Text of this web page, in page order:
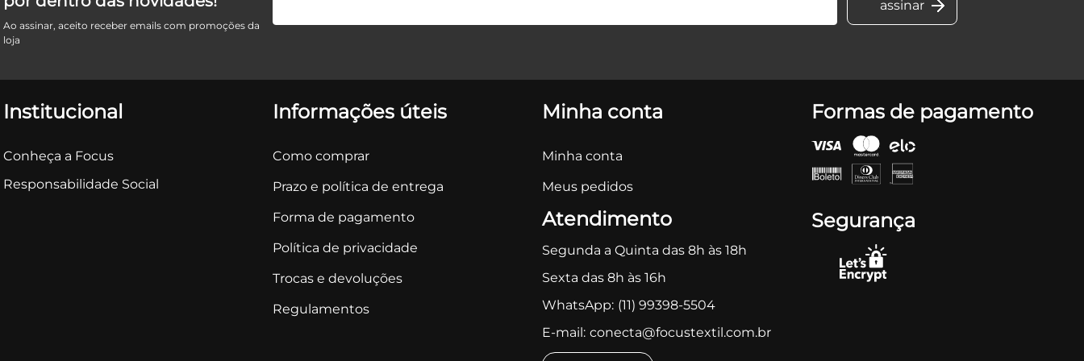
Ao assinar, aceito receber emails com promoções da
loja
Institucional
Conheça a Focus
Responsabilidade Social
Informações úteis
Como comprar
Prazo e política de entrega
Forma de pagamento
Política de privacidade
Trocas e devoluções
Regulamentos
Minha conta
Minha conta
Meus pedidos
Atendimento
Segunda a Quinta das 8h às 18h
Sexta das 8h às 16h
WhatsApp: (11) 99398-5504
E-mail: conecta@focustextil.com.br
Formas de pagamento
Segurança